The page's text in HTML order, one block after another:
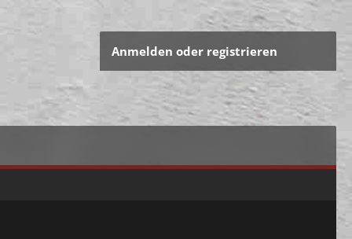
Anmelden oder registrieren